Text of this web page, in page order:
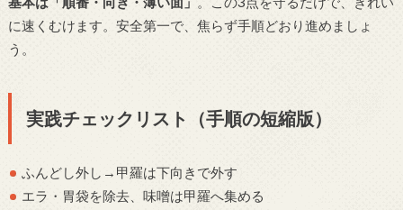
に速くむけます。安全第一で、焦らず手順どおり進めましょ
う。
実践チェックリスト（手順の短縮版）
ふんどし外し→甲羅は下向きで外す
エラ・胃袋を除去、味噌は甲羅へ集める